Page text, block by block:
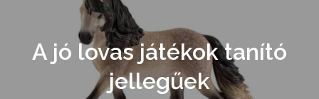
A jó lovas játékok tanító
jellegűek